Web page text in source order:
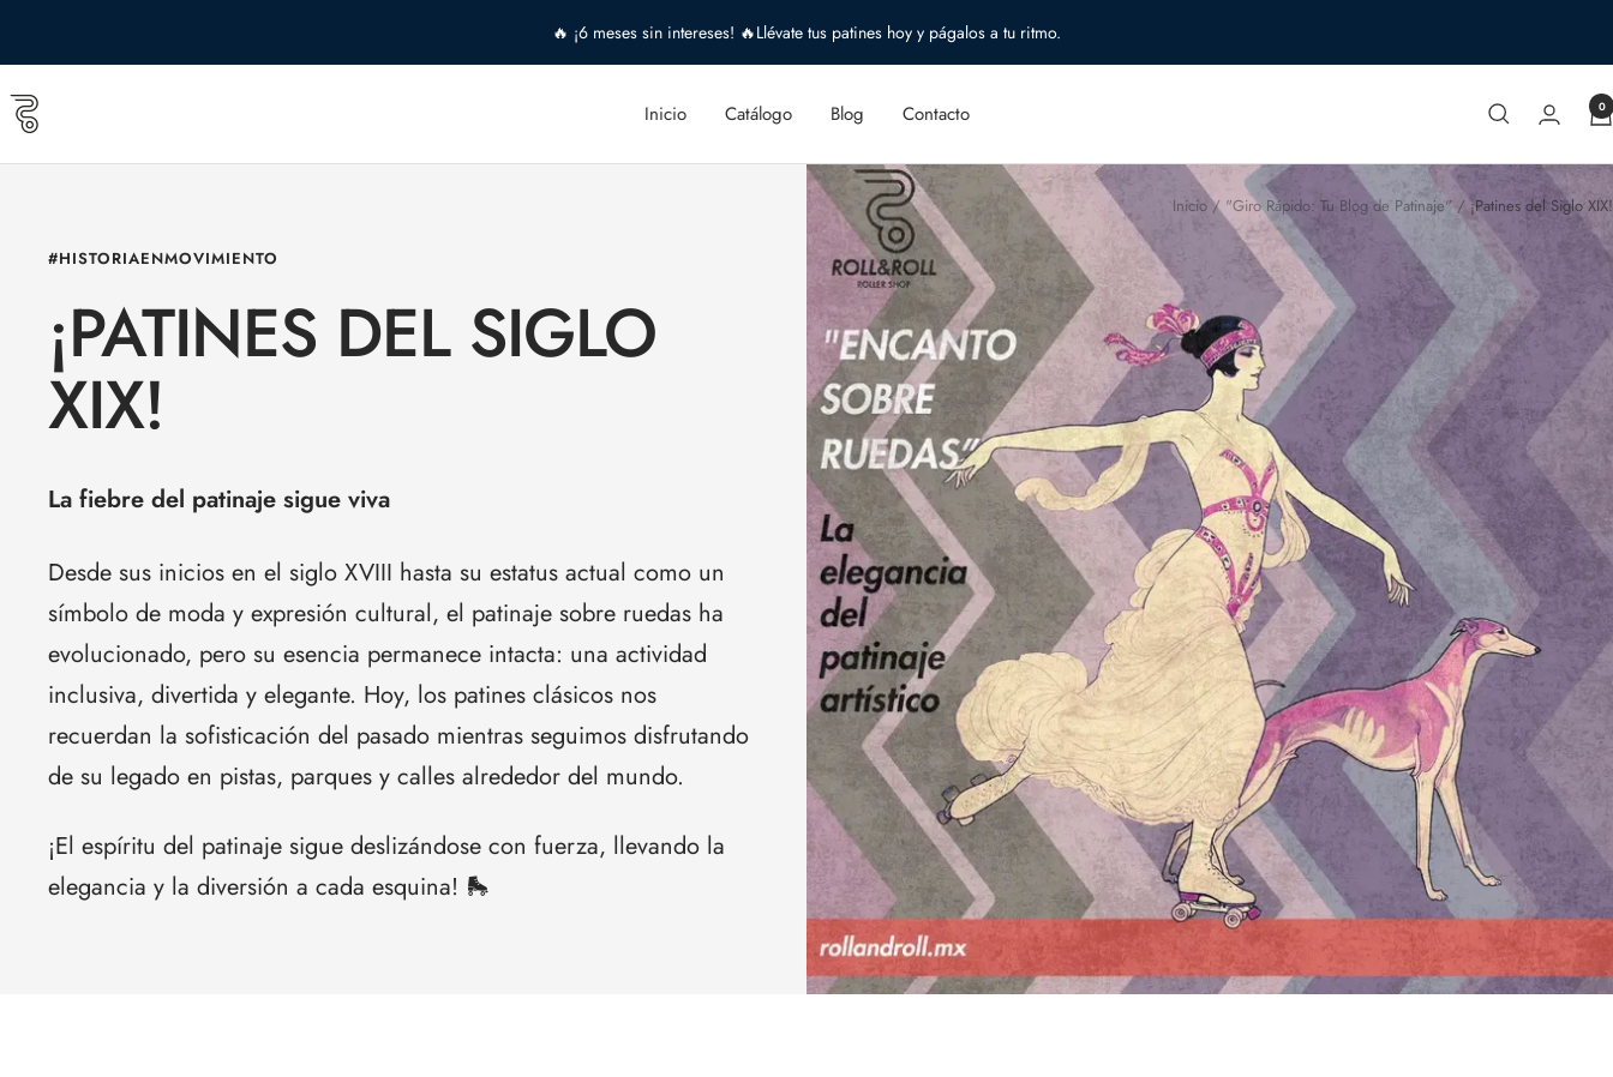
contenido
🔥 ¡6 meses sin intereses! 🔥Llévate tus patines hoy y págalos a tu ritmo.
Inicio Catálogo Blog Contacto
Roll
Roll
0
Inicio "Giro Rápido: Tu Blog de Patinaje" ¡Patines del Siglo XIX!
#HISTORIAENMOVIMIENTO
¡PATINES DEL SIGLO
XIX!
La fiebre del patinaje sigue viva
Desde sus inicios en el siglo XVIII hasta su estatus actual como un
símbolo de moda y expresión cultural, el patinaje sobre ruedas ha
evolucionado, pero su esencia permanece intacta: una actividad
inclusiva, divertida y elegante. Hoy, los patines clásicos nos
recuerdan la sofisticación del pasado mientras seguimos disfrutando
de su legado en pistas, parques y calles alrededor del mundo.
¡El espíritu del patinaje sigue deslizándose con fuerza, llevando la
elegancia y la diversión a cada esquina! 🛼